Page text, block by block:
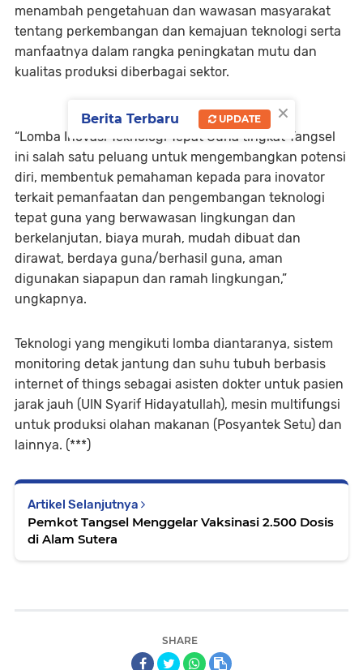
menambah pengetahuan dan wawasan masyarakat
tentang perkembangan dan kemajuan teknologi serta
manfaatnya dalam rangka peningkatan mutu dan
kualitas produksi diberbagai sektor.
“Lomba Inovasi Teknologi Tepat Guna tingkat Tangsel
ini salah satu peluang untuk mengembangkan potensi
diri, membentuk pemahaman kepada para inovator
terkait pemanfaatan dan pengembangan teknologi
tepat guna yang berwawasan lingkungan dan
berkelanjutan, biaya murah, mudah dibuat dan
dirawat, berdaya guna/berhasil guna, aman
digunakan siapapun dan ramah lingkungan,”
ungkapnya.
Teknologi yang mengikuti lomba diantaranya, sistem
monitoring detak jantung dan suhu tubuh berbasis
internet of things sebagai asisten dokter untuk pasien
jarak jauh (UIN Syarif Hidayatullah), mesin multifungsi
untuk produksi olahan makanan (Posyantek Setu) dan
lainnya. (***)
Artikel Selanjutnya
Pemkot Tangsel Menggelar Vaksinasi 2.500 Dosis
di Alam Sutera
SHARE
×
Berita Terbaru UPDATE